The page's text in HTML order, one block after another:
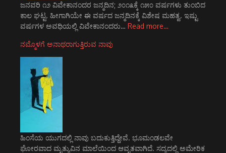
ಜನವರಿ ೧೨ ವಿವೇಕಾನಂದರ ಜನ್ಮದಿನ; ೨೦೧೩ಕ್ಕೆ ೧೫೦ ವರ್ಷಗಳು ತುಂಬಿದ
ಕಾಲ ಘಟ್ಟ. ಹೀಗಾಗಿಯೇ ಈ ವರ್ಷದ ಜನ್ಮದಿನಕ್ಕೆ ವಿಶೇಷ ಮಹತ್ವ. ಇಷ್ಟು
ವರ್ಷಗಳ ಅವಧಿಯಲ್ಲಿ ವಿವೇಕಾನಂದರು… Read more…
ನಮ್ಮೊಳಗೆ ಅನಾಥರಾಗುತ್ತಿರುವ ನಾವು
ಹಿಂಸೆಯ ಯುಗದಲ್ಲಿ ನಾವು ಬದುಕುತ್ತಿದ್ದೇವೆ. ಭೂಮಂಡಲವೇ
ಘೋರವಾದ ಮೃತ್ಯುವಿನ ಮಾಲೆಯಿಂದ ಆವೃತವಾಗಿದೆ. ಸದ್ಯದಲ್ಲಿ ಅಮೇರಿಕ